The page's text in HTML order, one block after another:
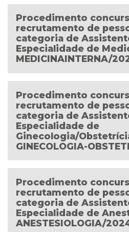
Procedimento
recrutamento de
categoria de
Especialidade de
MEDICINAINTERNA/
Procedimento
recrutamento de
categoria de
Especialidade de
Ginecologia/
GINECOLOGIA-
Procedimento
recrutamento de
categoria de
Especialidade de
ANESTESIOLOGIA/